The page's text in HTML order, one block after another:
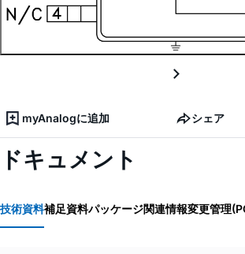
myAnalogに追加 シェア
ドキュメント
技術資料補足資料パッケージ関連情報変更管理